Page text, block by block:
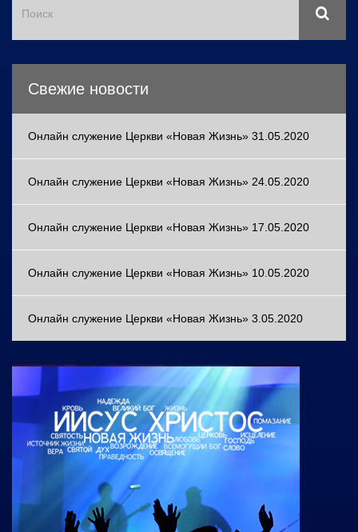
Свежие новости
Онлайн служение Церкви «Новая Жизнь» 31.05.2020
Онлайн служение Церкви «Новая Жизнь» 24.05.2020
Онлайн служение Церкви «Новая Жизнь» 17.05.2020
Онлайн служение Церкви «Новая Жизнь» 10.05.2020
Онлайн служение Церкви «Новая Жизнь» 3.05.2020